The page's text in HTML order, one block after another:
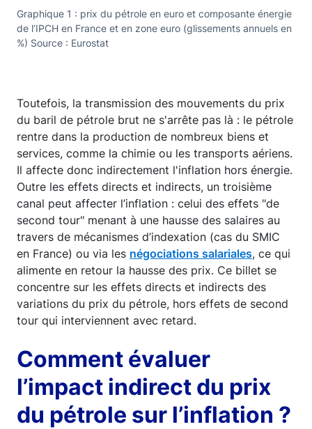
Graphique 1 : prix du pétrole en euro et composante énergie
de l’IPCH en France et en zone euro (glissements annuels en
%) Source : Eurostat
Toutefois, la transmission des mouvements du prix
du baril de pétrole brut ne s'arrête pas là : le pétrole
rentre dans la production de nombreux biens et
services, comme la chimie ou les transports aériens.
Il affecte donc indirectement l'inflation hors énergie.
Outre les effets directs et indirects, un troisième
canal peut affecter l’inflation : celui des effets "de
second tour" menant à une hausse des salaires au
travers de mécanismes d’indexation (cas du SMIC
en France) ou via les négociations salariales, ce qui
alimente en retour la hausse des prix. Ce billet se
concentre sur les effets directs et indirects des
variations du prix du pétrole, hors effets de second
tour qui interviennent avec retard.
Comment évaluer
l’impact indirect du prix
du pétrole sur l’inflation ?